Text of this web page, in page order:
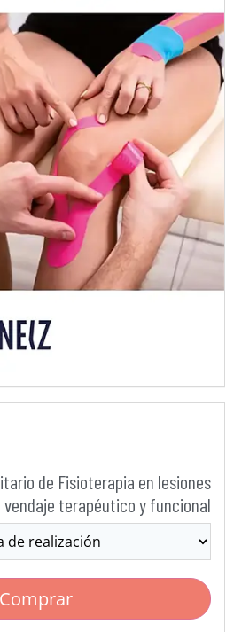
de Fisioterapia en lesiones
vendaje terapéutico y funcional
Comprar